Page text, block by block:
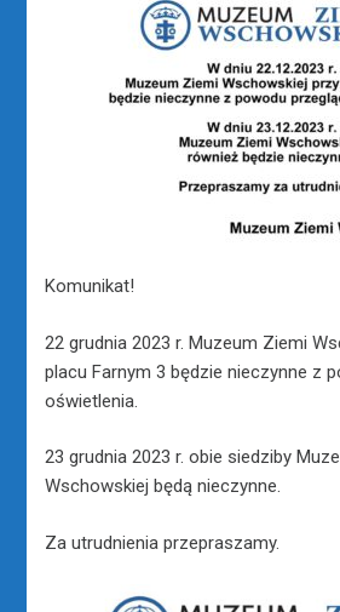
Komunikat!
22 grudnia 2023 r. Muzeum Ziemi
placu Farnym 3 będzie nieczynne z
oświetlenia.
23 grudnia 2023 r. obie siedziby
Wschowskiej będą nieczynne.
Zautrudnienia przepraszamy.